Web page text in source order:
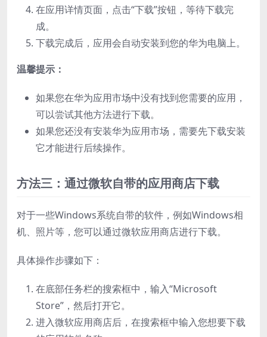
在应用详情页面，点击“下载”按钮，等待下载完
成。
下载完成后，应用会自动安装到您的华为电脑上。
温馨提示：
如果您在华为应用市场中没有找到您需要的应用，
可以尝试其他方法进行下载。
如果您还没有安装华为应用市场，需要先下载安装
它才能进行后续操作。
方法三：通过微软自带的应用商店下载
对于一些Windows系统自带的软件，例如Windows相
机、照片等，您可以通过微软应用商店进行下载。
具体操作步骤如下：
在底部任务栏的搜索框中，输入“Microsoft
Store”，然后打开它。
进入微软应用商店后，在搜索框中输入您想要下载